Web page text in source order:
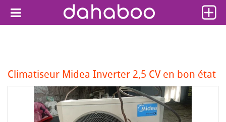
Climatiseur Midea Inverter 2,5 CV en bon état